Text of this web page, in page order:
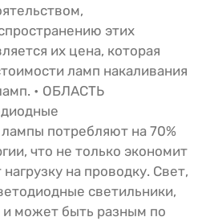
этих
их цена, которая
ламп накаливания
• ОБЛАСТЬ
потребляют на 70%
что не только экономит
на проводку. Свет,
светильники,
и может быть разным по